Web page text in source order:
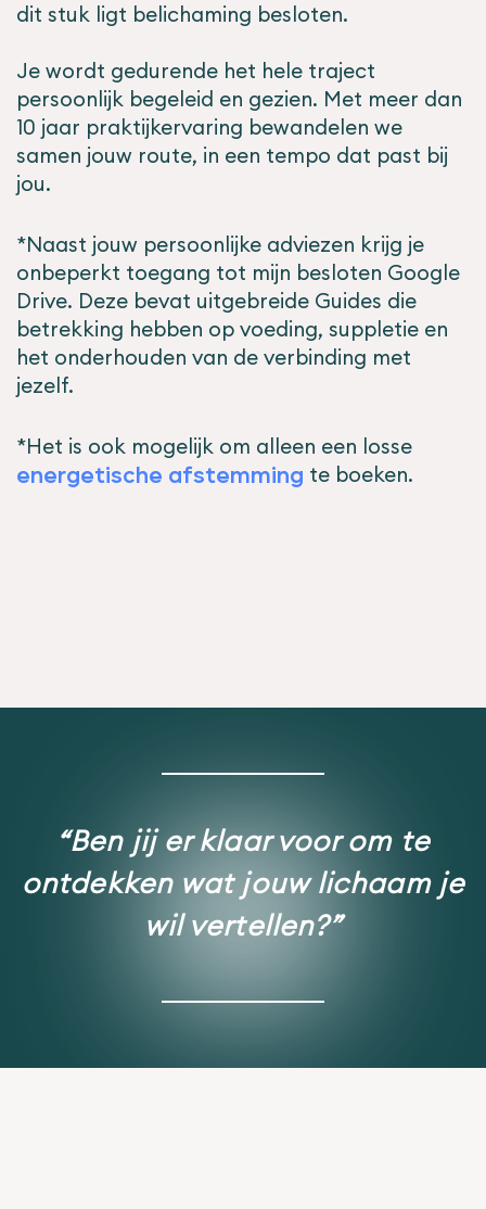
dit stuk ligt belichaming besloten.
Je wordt gedurende het hele traject
persoonlijk begeleid en gezien. Met meer dan
10 jaar praktijkervaring bewandelen we
samen jouw route, in een tempo dat past bij
jou.
*Naast jouw persoonlijke adviezen krijg je
onbeperkt toegang tot mijn besloten Google
Drive. Deze bevat uitgebreide Guides die
betrekking hebben op voeding, suppletie en
het onderhouden van de verbinding met
jezelf.
*Het is ook mogelijk om alleen een losse
energetische afstemming te boeken.
“Ben jij er klaar voor om te
ontdekken wat jouw lichaam je
wil vertellen?”